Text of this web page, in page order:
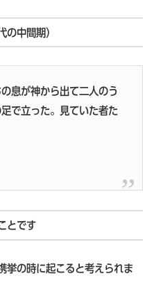
中間期）
息が神から出て二人のう
で立った。見ていた者た
とです
挙の時に起こると考えられま